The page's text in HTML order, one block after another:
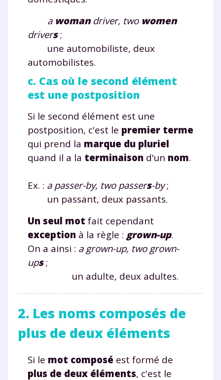
a womandriver, two women
drivers;
une automobiliste, deux
automobilistes.
c. Cas où le second élément
est une postposition
Si le second élément est une
postposition, c'est le premier terme
qui prend la marque du pluriel
quand il a la terminaison d'un nom.
Ex. : a passer-by, two passers-by;
un passant, deux passants.
Un seul mot fait cependant
exception à la règle : grown-up.
On a ainsi : a grown-up, two grown-
ups;
un adulte, deux adultes.
2. Les noms composés de
plus de deux éléments
Si le mot composé est formé de
plus de deux éléments, c'est le